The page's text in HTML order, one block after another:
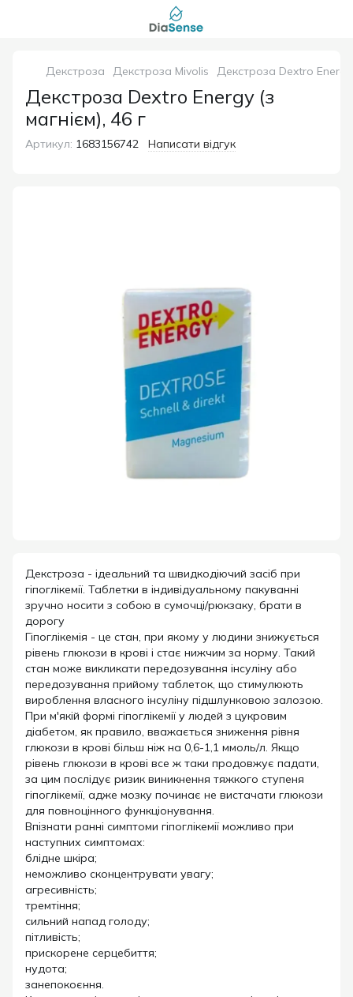
Декстроза Декстроза Mivolis Декстроза Dextro Energy
Декстроза Dextro Energy (з
магнієм), 46 г
Артикул: 1683156742 Написати відгук
Декстроза - ідеальний та швидкодіючий засіб при
гіпоглікемії. Таблетки в індивідуальному пакуванні
зручно носити з собою в сумочці/рюкзаку, брати в
дорогу
Гіпоглікемія - це стан, при якому у людини знижується
рівень глюкози в крові і стає нижчим за норму. Такий
стан може викликати передозування інсуліну або
передозування прийому таблеток, що стимулюють
вироблення власного інсуліну підшлунковою залозою.
При м'якій формі гіпоглікемії у людей з цукровим
діабетом, як правило, вважається зниження рівня
глюкози в крові більш ніж на 0,6-1,1 ммоль/л. Якщо
рівень глюкози в крові все ж таки продовжує падати,
за цим послідує ризик виникнення тяжкого ступеня
гіпоглікемії, адже мозку починає не вистачати глюкози
для повноцінного функціонування.
Впізнати ранні симптоми гіпоглікемії можливо при
наступних симптомах:
блідне шкіра;
неможливо сконцентрувати увагу;
агресивність;
тремтіння;
сильний напад голоду;
пітливість;
прискорене серцебиття;
нудота;
занепокоєння.